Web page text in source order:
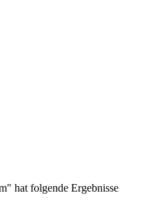
hat folgende Ergebnisse